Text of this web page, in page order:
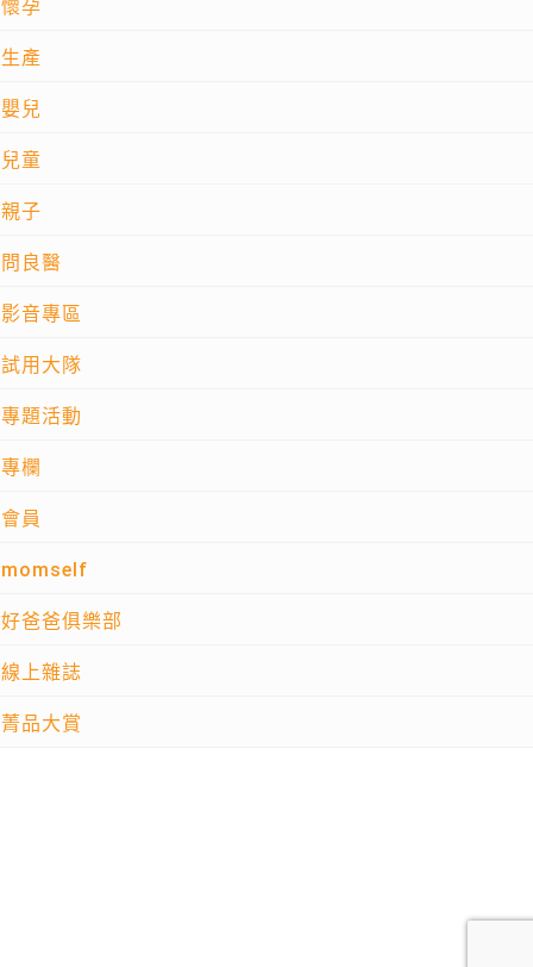
懷孕
生產
嬰兒
兒童
親子
問良醫
影音專區
試用大隊
專題活動
專欄
會員
momself
好爸爸俱樂部
線上雜誌
菁品大賞